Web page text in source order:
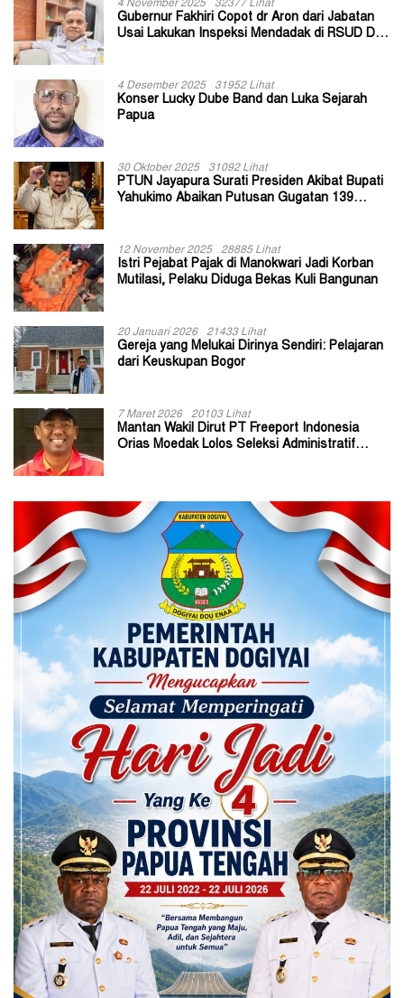
4 November 2025 32377 Lihat
Gubernur Fakhiri Copot dr Aron dari Jabatan
Usai Lakukan Inspeksi Mendadak di RSUD Dok
4 Desember 2025 31952 Lihat
Konser Lucky Dube Band dan Luka Sejarah
Papua
30 Oktober 2025 31092 Lihat
PTUN Jayapura Surati Presiden Akibat Bupati
Yahukimo Abaikan Putusan Gugatan 139
12 November 2025 28885 Lihat
Istri Pejabat Pajak di Manokwari Jadi Korban
Mutilasi, Pelaku Diduga Bekas Kuli Bangunan
20 Januari 2026 21433 Lihat
Gereja yang Melukai Dirinya Sendiri: Pelajaran
dari Keuskupan Bogor
7 Maret 2026 20103 Lihat
Mantan Wakil Dirut PT Freeport Indonesia
Orias Moedak Lolos Seleksi Administratif